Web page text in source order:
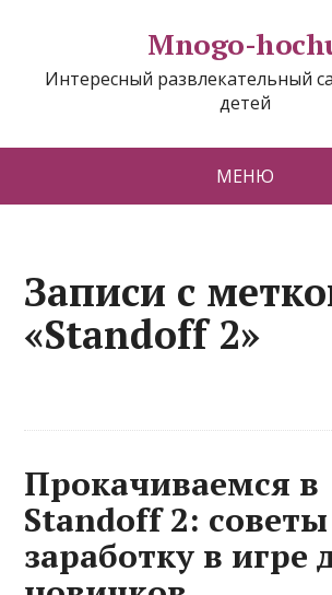
Mnogo-
Интересный развлекательный
детей
МЕНЮ
Записи с
«Standoff 2»
Прокачиваемся в
Standoff 2:
заработку в игре